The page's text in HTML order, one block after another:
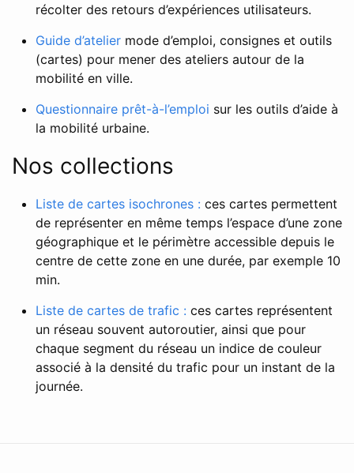
récolter des retours d’expériences utilisateurs.
Guide d’atelier mode d’emploi, consignes et outils
(cartes) pour mener des ateliers autour de la
mobilité en ville.
Questionnaire prêt-à-l’emploi sur les outils d’aide à
la mobilité urbaine.
Nos collections
Liste de cartes isochrones : ces cartes permettent
de représenter en même temps l’espace d’une zone
géographique et le périmètre accessible depuis le
centre de cette zone en une durée, par exemple 10
min.
Liste de cartes de trafic : ces cartes représentent
un réseau souvent autoroutier, ainsi que pour
chaque segment du réseau un indice de couleur
associé à la densité du trafic pour un instant de la
journée.